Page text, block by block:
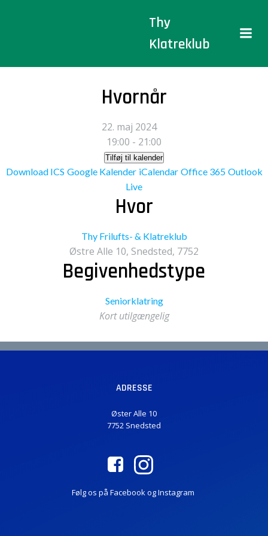
Thy
Klatreklub
Hvornår
22. maj 2024
19:00 - 21:00
Tilføj til kalender
Download ICS Google Kalender iCalendar Office 365 Outlook
Live
Hvor
Thy Frilufts- & Klatreklub
Østre Alle 10, Snedsted, 7752
Begivenhedstype
Seniorklatring
Kort utilgængelig
ADRESSE
Øster Alle 10
7752 Snedsted
Følg os på Facebook og Instagram